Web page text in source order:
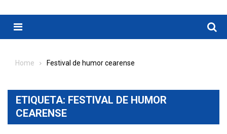
Menu
Home Festival de humor cearense
ETIQUETA: FESTIVAL DE HUMOR
CEARENSE